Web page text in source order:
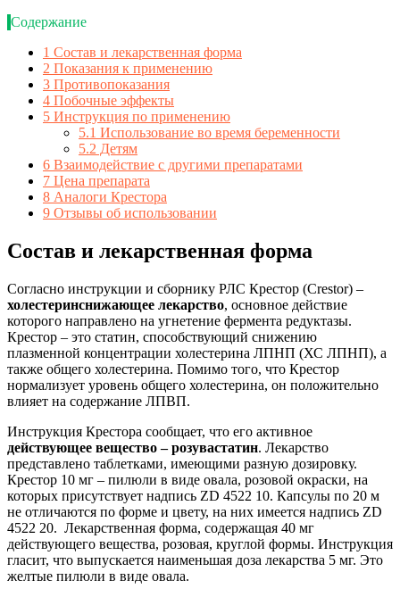
Содержание
1 Состав и лекарственная форма
2 Показания к применению
3 Противопоказания
4 Побочные эффекты
5 Инструкция по применению
5.1 Использование во время беременности
5.2 Детям
6 Взаимодействие с другими препаратами
7 Цена препарата
8 Аналоги Крестора
9 Отзывы об использовании
Состав и лекарственная форма
Согласно инструкции и сборнику РЛС Крестор (Crestor) –
холестеринснижающее лекарство, основное действие
которого направлено на угнетение фермента редуктазы.
Крестор – это статин, способствующий снижению
плазменной концентрации холестерина ЛПНП (ХС ЛПНП), а
также общего холестерина. Помимо того, что Крестор
нормализует уровень общего холестерина, он положительно
влияет на содержание ЛПВП.
Инструкция Крестора сообщает, что его активное
действующее вещество – розувастатин. Лекарство
представлено таблетками, имеющими разную дозировку.
Крестор 10 мг – пилюли в виде овала, розовой окраски, на
которых присутствует надпись ZD 4522 10. Капсулы по 20 м
не отличаются по форме и цвету, на них имеется надпись ZD
4522 20. Лекарственная форма, содержащая 40 мг
действующего вещества, розовая, круглой формы. Инструкция
гласит, что выпускается наименьшая доза лекарства 5 мг. Это
желтые пилюли в виде овала.